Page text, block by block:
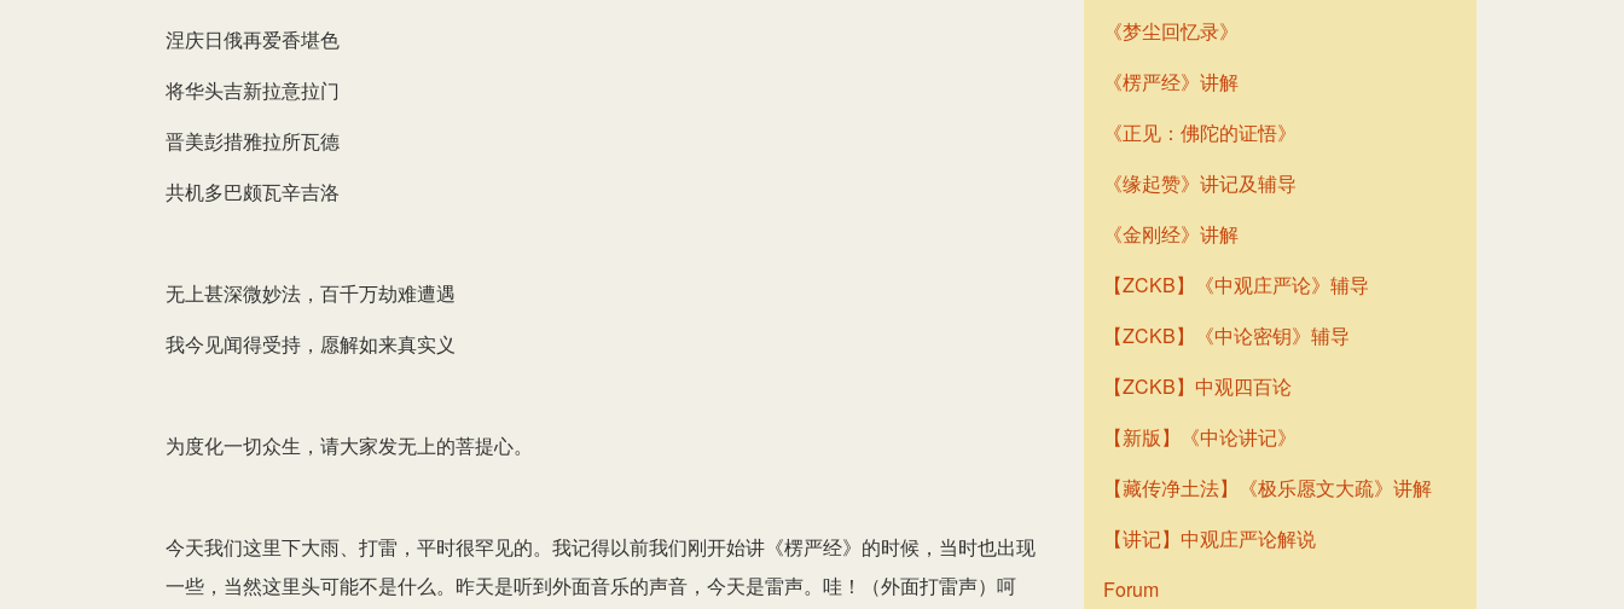
涅庆日俄再爱香堪色
将华头吉新拉意拉门
晋美彭措雅拉所瓦德
共机多巴颇瓦辛吉洛
无上甚深微妙法，百千万劫难遭遇
我今见闻得受持，愿解如来真实义
为度化一切众生，请大家发无上的菩提心。
今天我们这里下大雨、打雷，平时很罕见的。我记得以前我们刚开始讲《楞严经》的时候，当时也出现
一些，当然这里头可能不是什么。昨天是听到外面音乐的声音，今天是雷声。哇！（外面打雷声）呵
《梦尘回忆录》
《楞严经》讲解
《正见：佛陀的证悟》
《缘起赞》讲记及辅导
《金刚经》讲解
【ZCKB】《中观庄严论》辅导
【ZCKB】《中论密钥》辅导
【ZCKB】中观四百论
【新版】《中论讲记》
【藏传净土法】《极乐愿文大疏》讲解
【讲记】中观庄严论解说
Forum